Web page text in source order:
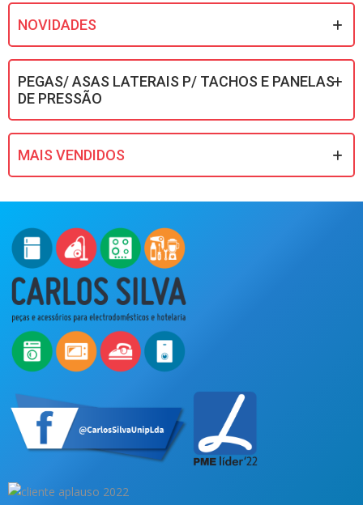
NOVIDADES
PEGAS/ ASAS LATERAIS P/ TACHOS E PANELAS
DE PRESSÃO
MAIS VENDIDOS